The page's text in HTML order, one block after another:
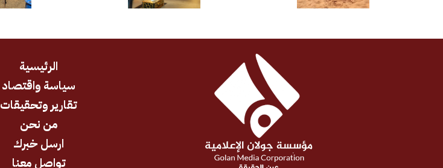
الرئيسية
سياسة واقتصاد
تقارير وتحقيقات
من نحن
ارسل خبرك
تواصل معنا